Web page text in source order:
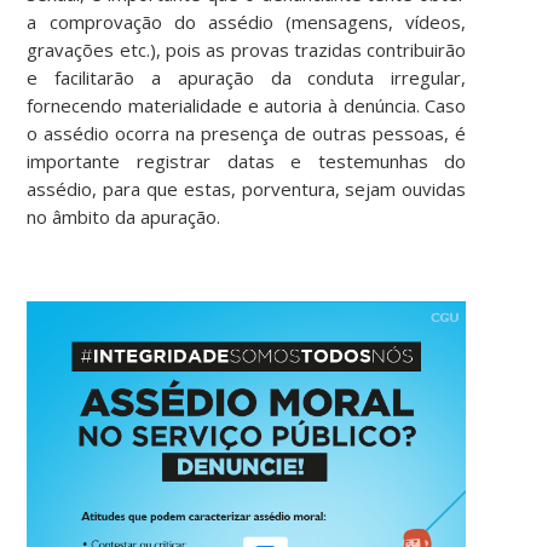
a comprovação do assédio (mensagens, vídeos,
gravações etc.), pois as provas trazidas contribuirão
e facilitarão a apuração da conduta irregular,
fornecendo materialidade e autoria à denúncia. Caso
o assédio ocorra na presença de outras pessoas, é
importante registrar datas e testemunhas do
assédio, para que estas, porventura, sejam ouvidas
no âmbito da apuração.